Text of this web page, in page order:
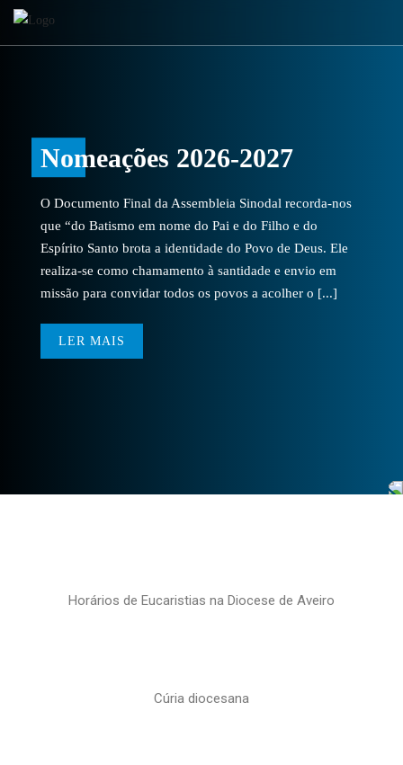
Nomeações 2026-2027
O Documento Final da Assembleia Sinodal recorda-nos
que “do Batismo em nome do Pai e do Filho e do
Espírito Santo brota a identidade do Povo de Deus. Ele
realiza-se como chamamento à santidade e envio em
missão para convidar todos os povos a acolher o [...]
LER MAIS
Horários de Eucaristias na Diocese de Aveiro
Cúria diocesana